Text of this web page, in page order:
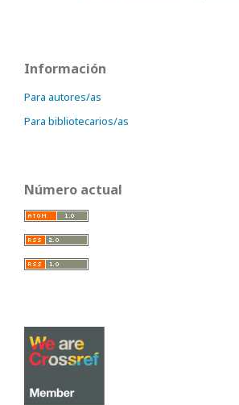
Información
Para autores/as
Para bibliotecarios/as
Número actual